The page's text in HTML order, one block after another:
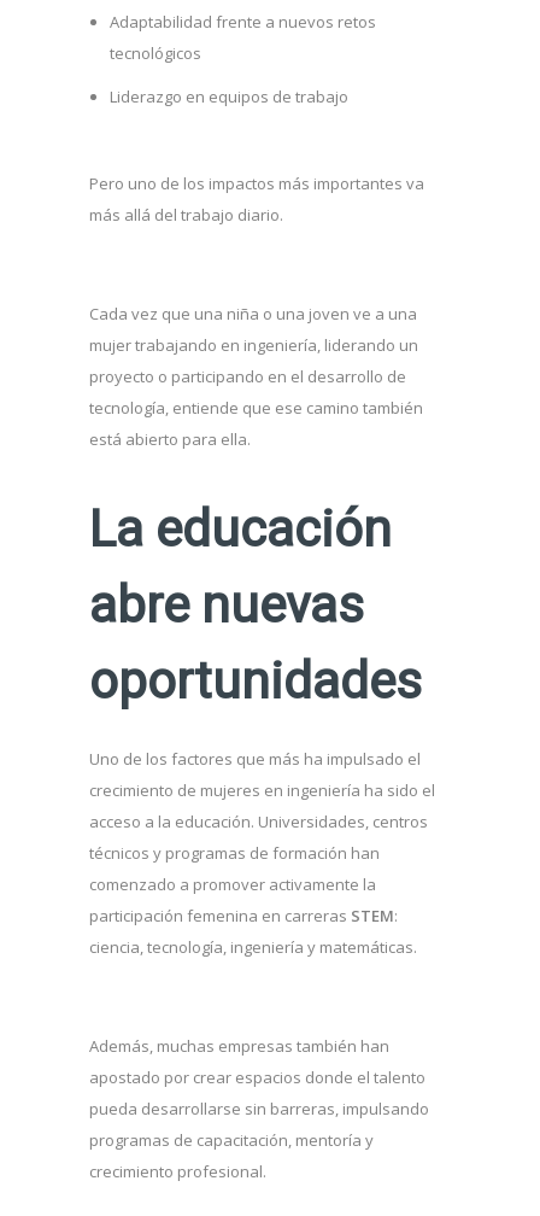
Adaptabilidad frente a nuevos retos
tecnológicos
Liderazgo en equipos de trabajo
Pero uno de los impactos más importantes va
más allá del trabajo diario.
Cada vez que una niña o una joven ve a una
mujer trabajando en ingeniería, liderando un
proyecto o participando en el desarrollo de
tecnología, entiende que ese camino también
está abierto para ella.
La educación
abre nuevas
oportunidades
Uno de los factores que más ha impulsado el
crecimiento de mujeres en ingeniería ha sido el
acceso a la educación. Universidades, centros
técnicos y programas de formación han
comenzado a promover activamente la
participación femenina en carreras STEM:
ciencia, tecnología, ingeniería y matemáticas.
Además, muchas empresas también han
apostado por crear espacios donde el talento
pueda desarrollarse sin barreras, impulsando
programas de capacitación, mentoría y
crecimiento profesional.